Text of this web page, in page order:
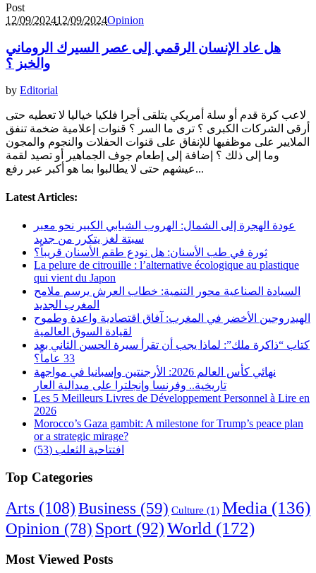
Post
12/09/202412/09/2024Opinion
هل عاد الإنسان الرقمي إلى عصر السيرك الروماني
والخبز ؟
by Editorial
لاعب كرة قدم أو سلة أمريكي يتلقى أجرا فلكيا خياليا لا تعطيه حتى
أرقى الشركات الكبرى ؟ ترى ما السر ؟ قنوات إعلامية ضخمة تنفق
الملايير على موظفيها للإنفاق على قنوات الحفلات والنجوم والمجون
وما إلى ذلك ؟ إضافة إلى إطعام جوف الجماهير أو تصيد لقمة
عيشهم حتى لا يطالبوا بما هو أكبر عبر رفع...
Latest Articles:
عودة الهجرة إلى الشمال: الهروب الشبابي الكبير نحو معبر
سبتة لغز يتكرر من جديد
ثورة في طب الأسنان: هل نودع طقم الأسنان قريباً؟
La pelure de citrouille : l’alternative écologique au plastique
qui vient du Japon
السيادة الصناعية محور التنمية: خطاب العرش يرسم ملامح
المغرب الجديد
الهيدروجين الأخضر في المغرب: آفاق اقتصادية واعدة وطموح
لقيادة السوق العالمية
كتاب “ذاكرة ملك”: لماذا يجب أن تقرأ سيرة الحسن الثاني بعد
33 عاماً؟
نهائي كأس العالم 2026: الأرجنتين وإسبانيا في مواجهة
تاريخية.. وفرنسا وإنجلترا على ميدالية العار
Les 5 Meilleurs Livres de Développement Personnel à Lire en
2026
Morocco’s Gaza gambit: A milestone for Trump’s peace plan
or a strategic mirage?
افتتاحية الثعلب (53)
Top Categories
Arts (108) Business (59) Culture (1) Media (136)
Opinion (78) Sport (92)World (172)
Most Viewed Posts